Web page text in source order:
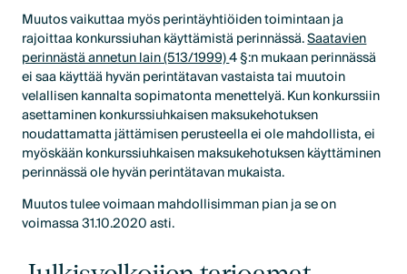
Muutos vaikuttaa myös perintäyhtiöiden toimintaan ja
rajoittaa konkurssiuhan käyttämistä perinnässä.Saatavien
perinnästä annetun lain (513/1999)4 §:n mukaan perinnässä
ei saa käyttää hyvän perintätavan vastaista tai muutoin
velallisen kannalta sopimatonta menettelyä. Kun konkurssiin
asettaminen konkurssiuhkaisen maksukehotuksen
noudattamatta jättämisen perusteella ei ole mahdollista, ei
myöskään konkurssiuhkaisen maksukehotuksen käyttäminen
perinnässä ole hyvän perintätavan mukaista.
Muutos tulee voimaan mahdollisimman pian ja se on
voimassa 31.10.2020 asti.